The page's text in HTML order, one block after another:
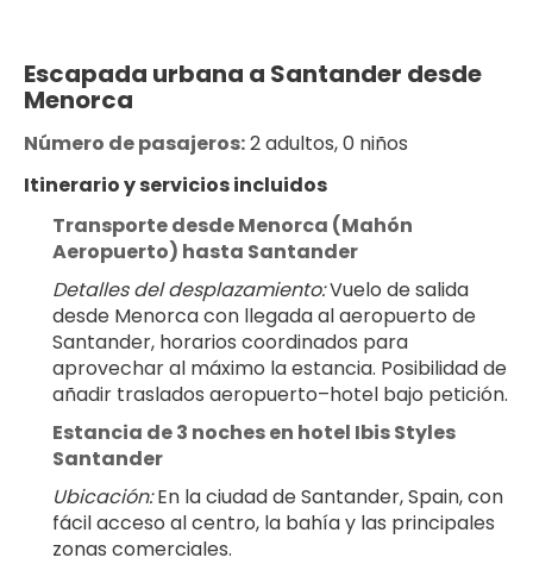
Escapada urbana a Santander desde
Menorca
Número de pasajeros: 2 adultos, 0 niños
Itinerario y servicios incluidos
Transporte desde Menorca (Mahón
Aeropuerto) hasta Santander
Detalles del desplazamiento: Vuelo de salida
desde Menorca con llegada al aeropuerto de
Santander, horarios coordinados para
aprovechar al máximo la estancia. Posibilidad de
añadir traslados aeropuerto–hotel bajo petición.
Estancia de 3 noches en hotel Ibis Styles
Santander
Ubicación: En la ciudad de Santander, Spain, con
fácil acceso al centro, la bahía y las principales
zonas comerciales.